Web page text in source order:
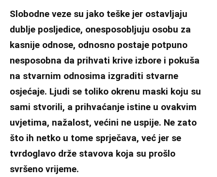
Slobodne veze su jako teške jer ostavljaju
dublje posljedice, onesposobljuju osobu za
kasnije odnose, odnosno postaje potpuno
nesposobna da prihvati krive izbore i pokuša
na stvarnim odnosima izgraditi stvarne
osjećaje. Ljudi se toliko okrenu maski koju su
sami stvorili, a prihvaćanje istine u ovakvim
uvjetima, nažalost, većini ne uspije. Ne zato
što ih netko u tome sprječava, već jer se
tvrdoglavo drže stavova koja su prošlo
svršeno vrijeme.